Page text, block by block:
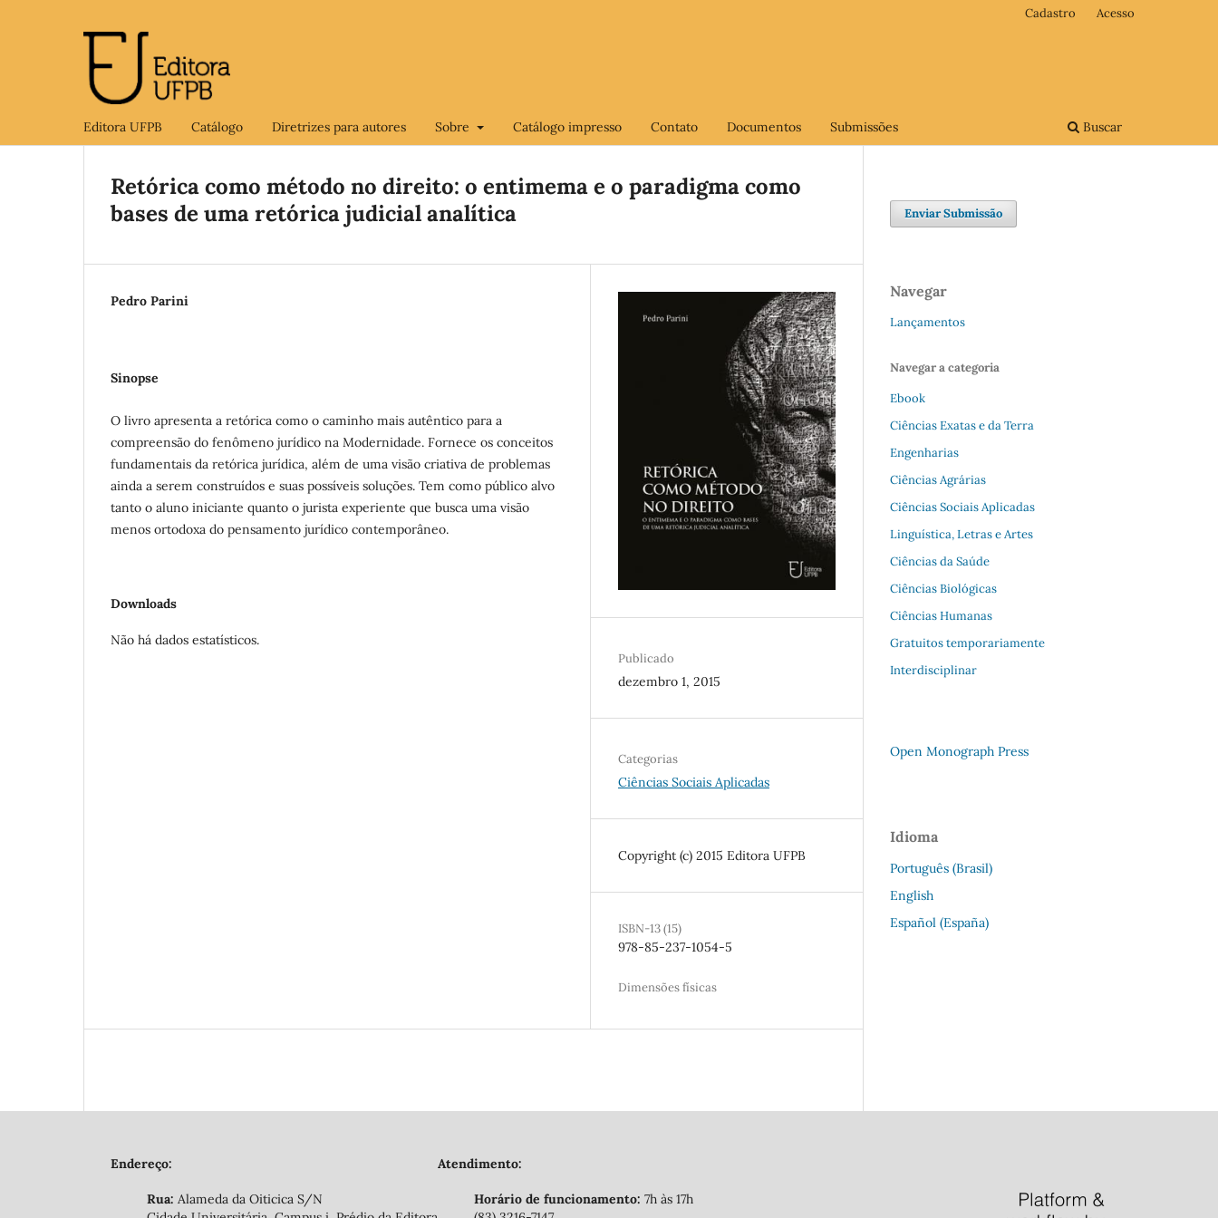
Editora UFPB Catálogo Diretrizes para autores Sobre Catálogo impresso Contato Documentos Submissões Buscar
Cadastro Acesso
Retórica como método no direito: o entimema e o paradigma como
bases de uma retórica judicial analítica
Pedro Parini
Sinopse
O livro apresenta a retórica como o caminho mais autêntico para a
compreensão do fenômeno jurídico na Modernidade. Fornece os conceitos
fundamentais da retórica jurídica, além de uma visão criativa de problemas
ainda a serem construídos e suas possíveis soluções. Tem como público alvo
tanto o aluno iniciante quanto o jurista experiente que busca uma visão
menos ortodoxa do pensamento jurídico contemporâneo.
Downloads
Não há dados estatísticos.
Publicado
dezembro 1, 2015
Categorias
Ciências Sociais Aplicadas
Copyright (c) 2015 Editora UFPB
ISBN-13 (15)
978-85-237-1054-5
Dimensões físicas
Enviar Submissão
Navegar
Lançamentos
Navegar a categoria
Ebook
Ciências Exatas e da Terra
Engenharias
Ciências Agrárias
Ciências Sociais Aplicadas
Linguística, Letras e Artes
Ciências da Saúde
Ciências Biológicas
Ciências Humanas
Gratuitos temporariamente
Interdisciplinar
Open Monograph Press
Idioma
Português (Brasil)
English
Español (España)
Endereço:
Rua: Alameda da Oiticica S/N
Atendimento:
Horário de funcionamento: 7h às 17h